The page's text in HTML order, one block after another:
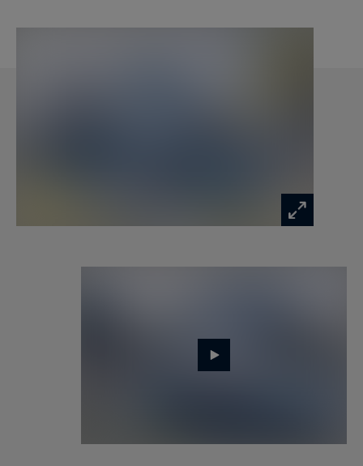
1730 m2, une maison indépendante composée